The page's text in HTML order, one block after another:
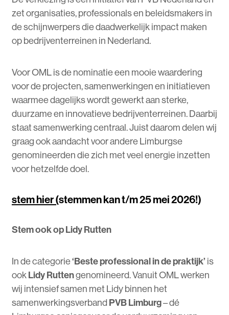
zet organisaties, professionals en beleidsmakers in
de schijnwerpers die daadwerkelijk impact maken
op bedrijventerreinen in Nederland.
Voor OML is de nominatie een mooie waardering
voor de projecten, samenwerkingen en initiatieven
waarmee dagelijks wordt gewerkt aan sterke,
duurzame en innovatieve bedrijventerreinen. Daarbij
staat samenwerking centraal. Juist daarom delen wij
graag ook aandacht voor andere Limburgse
genomineerden die zich met veel energie inzetten
voor hetzelfde doel.
stem hier(stemmen kan t/m 25 mei 2026!)
Stem ook op Lidy Rutten
In de categorie‘Beste professional in de praktijk’ is
ookLidy Ruttengenomineerd. Vanuit OML werken
wij intensief samen met Lidy binnen het
samenwerkingsverband PVB Limburg– dé